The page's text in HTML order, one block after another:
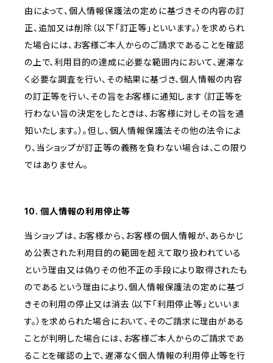
由によって、個人情報保護法の定めに基づきその内容の訂
正、追加又は削除（以下「訂正等」といいます。）を求められ
た場合には、お客様ご本人からのご請求であることを確認
の上で、利用目的の達成に必要な範囲内において、遅滞な
く必要な調査を行い、その結果に基づき、個人情報の内容
の訂正等を行い、その旨をお客様に通知します（訂正等を
行わない旨の決定をしたときは、お客様に対しその旨を通
知いたします。）。但し、個人情報保護法その他の法令によ
り、当ショップが訂正等の義務を負わない場合は、この限り
ではありません。
10. 個人情報の利用停止等
当ショップは、お客様から、お客様の個人情報が、あらかじ
め公表された利用目的の範囲を超えて取り扱われている
という理由又は偽りその他不正の手段により取得されたも
のであるという理由により、個人情報保護法の定めに基づ
きその利用の停止又は消去（以下「利用停止等」といいま
す。）を求められた場合において、そのご請求に理由がある
ことが判明した場合には、お客様ご本人からのご請求であ
ることを確認の上で、遅滞なく個人情報の利用停止等を行